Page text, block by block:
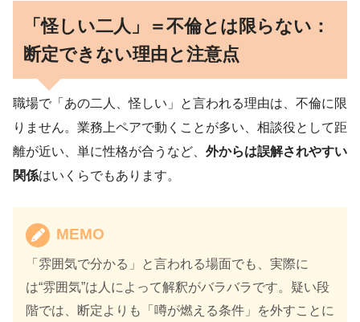
「怪しい二人」＝不倫とは限らない：
断定できない理由と注意点
職場で「あの二人、怪しい」と言われる理由は、不倫に限
りません。業務上ペアで動くことが多い、相談役として距
離が近い、単に性格が合うなど、 外からは誤解されやすい
関係はいくらでもあります。
MEMO
「雰囲気で分かる」と言われる場面でも、実際に
は“雰囲気”は人によって解釈がバラバラです。疑い段
階では、断定よりも「噂が燃える条件」を外すことに